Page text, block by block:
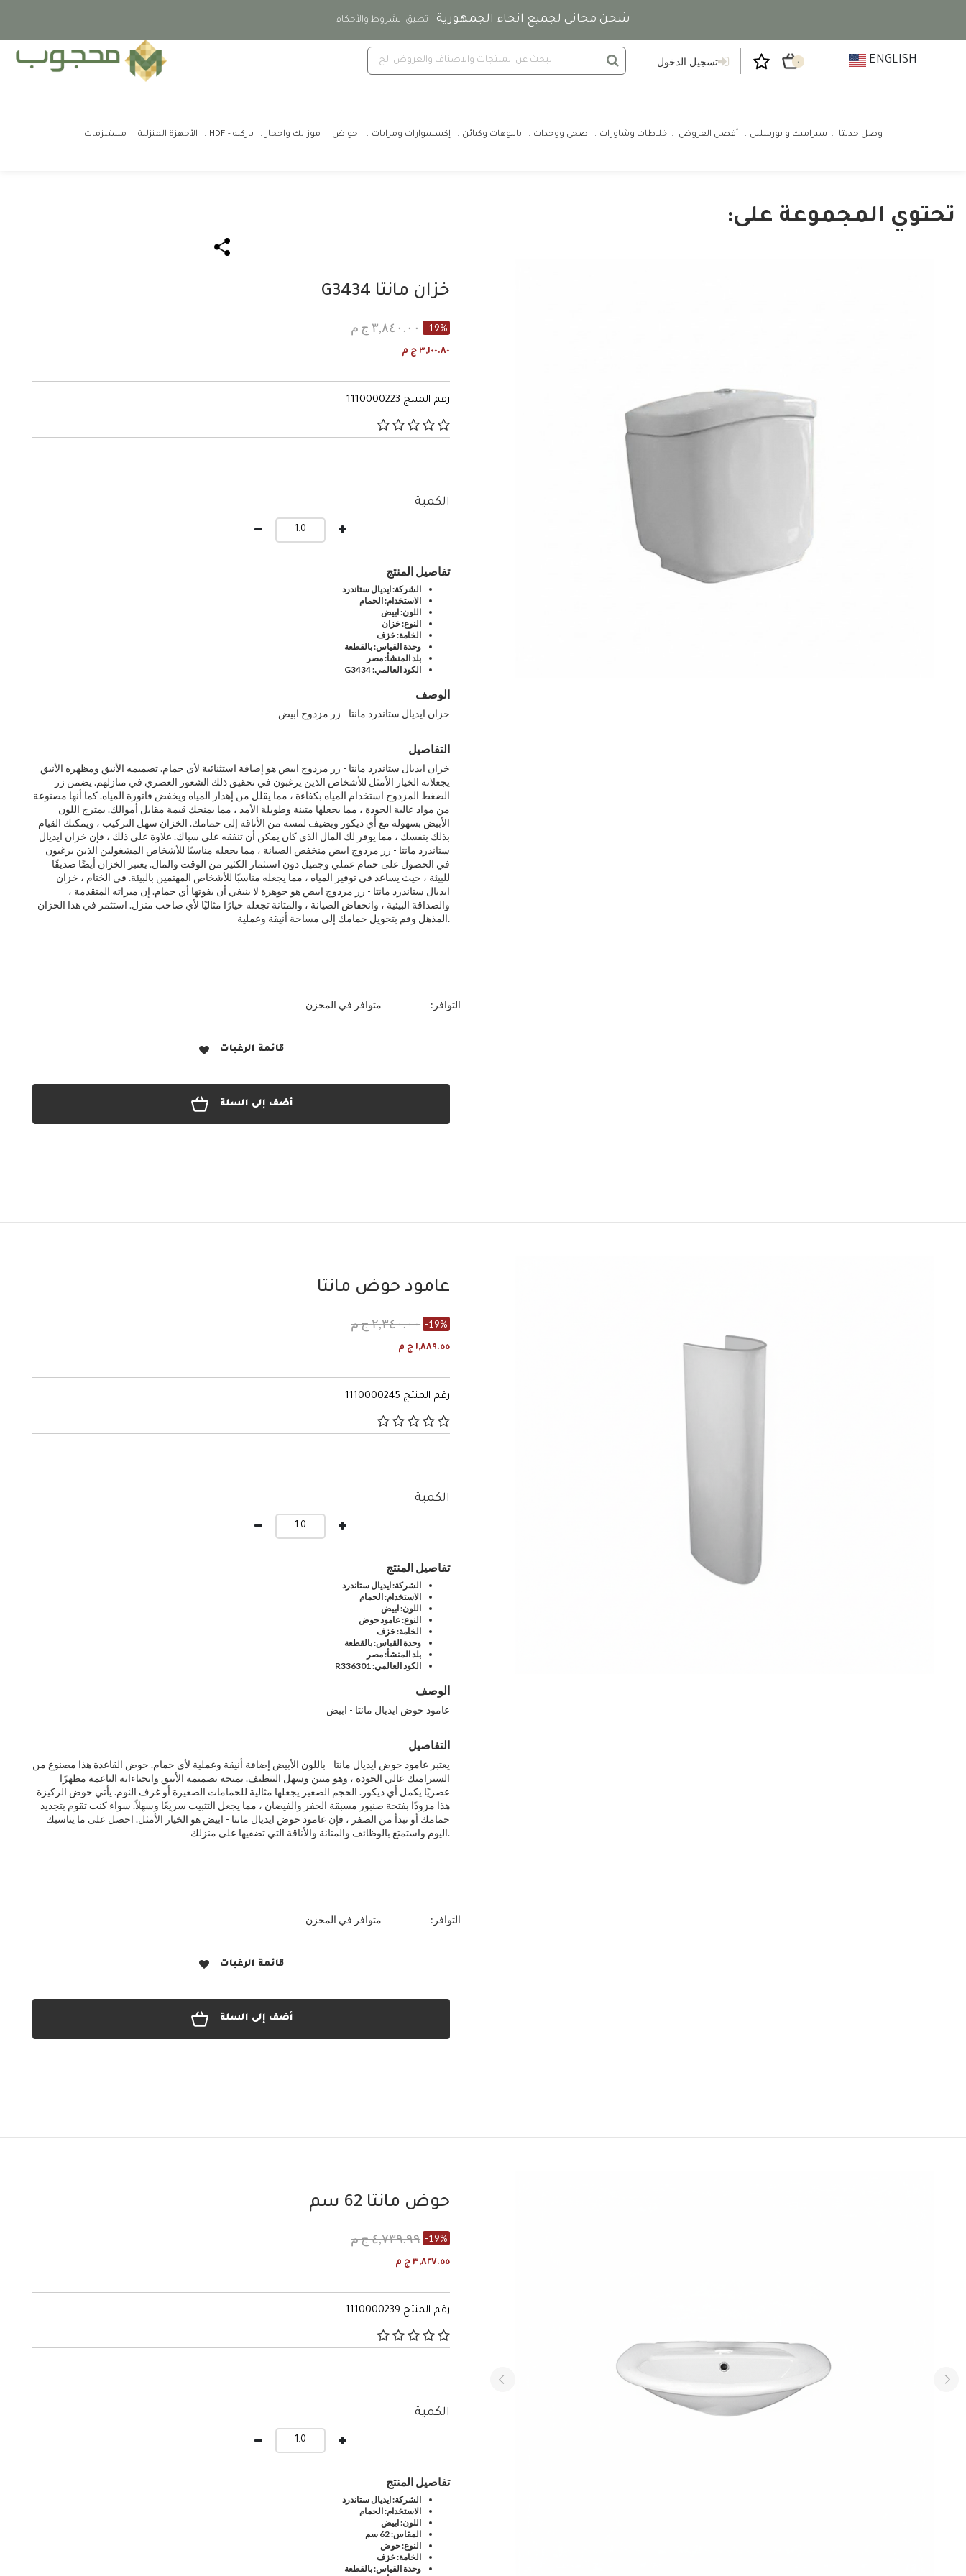
شحن مجانى لجميع انحاء الجمهورية - تطبق الشروط والأحكام
تسجيل الدخول ٠ ENGLISH
وصل حديثا سيراميك و بورسلين أفضل العروض خلاطات وشاورات صحي ووحدات بانيوهات وكبائن إكسسوارات ومرايات احواض موزايك واحجار باركيه - HDF الأجهزة المنزلية مستلزمات
تحتوي المجموعة على:
خزان مانتا G3434
٣,٨٤٠.٠٠ ج م -19%
٣,١٠٠.٨٠ ج م
رقم المنتج 1110000223
الكمية
تفاصيل المنتج
الشركة: ايديال ستاندرد
الاستخدام: الحمام
اللون: ابيض
النوع: خزان
الخامة: خزف
وحدة القياس: بالقطعة
بلد المنشأ: مصر
الكود العالمي: G3434
الوصف
خزان ايديال ستاندرد مانتا - زر مزدوج ابيض
التفاصيل
خزان ايديال ستاندرد مانتا - زر مزدوج ابيض هو إضافة استثنائية لأي حمام. تصميمه الأنيق ومظهره الأنيق
يجعلانه الخيار الأمثل للأشخاص الذين يرغبون في تحقيق ذلك الشعور العصري في منازلهم. يضمن زر
الضغط المزدوج استخدام المياه بكفاءة ، مما يقلل من إهدار المياه ويخفض فاتورة المياه. كما أنها مصنوعة
من مواد عالية الجودة ، مما يجعلها متينة وطويلة الأمد ، مما يمنحك قيمة مقابل أموالك. يمتزج اللون
الأبيض بسهولة مع أي ديكور ويضيف لمسة من الأناقة إلى حمامك. الخزان سهل التركيب ، ويمكنك القيام
بذلك بنفسك ، مما يوفر لك المال الذي كان يمكن أن تنفقه على سباك. علاوة على ذلك ، فإن خزان ايديال
ستاندرد مانتا - زر مزدوج ابيض منخفض الصيانة ، مما يجعله مناسبًا للأشخاص المشغولين الذين يرغبون
في الحصول على حمام عملي وجميل دون استثمار الكثير من الوقت والمال. يعتبر الخزان أيضًا صديقًا
للبيئة ، حيث يساعد في توفير المياه ، مما يجعله مناسبًا للأشخاص المهتمين بالبيئة. في الختام ، خزان
ايديال ستاندرد مانتا - زر مزدوج ابيض هو جوهرة لا ينبغي أن يفوتها أي حمام. إن ميزاته المتقدمة ،
والصداقة البيئية ، وانخفاض الصيانة ، والمتانة تجعله خيارًا مثاليًا لأي صاحب منزل. استثمر في هذا الخزان
المذهل وقم بتحويل حمامك إلى مساحة أنيقة وعملية.
التوافر: متوافر في المخزن
قائمة الرغبات
أضف إلى السلة
عامود حوض مانتا
٢,٣٤٠.٠٠ ج م -19%
١,٨٨٩.٥٥ ج م
رقم المنتج 1110000245
الكمية
تفاصيل المنتج
الشركة: ايديال ستاندرد
الاستخدام: الحمام
اللون: ابيض
النوع: عامود حوض
الخامة: خزف
وحدة القياس: بالقطعة
بلد المنشأ: مصر
الكود العالمي: R336301
الوصف
عامود حوض ايديال مانتا - ابيض
التفاصيل
يعتبر عامود حوض ايديال مانتا - باللون الأبيض إضافة أنيقة وعملية لأي حمام. حوض القاعدة هذا مصنوع من
السيراميك عالي الجودة ، وهو متين وسهل التنظيف. يمنحه تصميمه الأنيق وانحناءاته الناعمة مظهرًا
عصريًا يكمل أي ديكور. الحجم الصغير يجعلها مثالية للحمامات الصغيرة أو غرف النوم. يأتي حوض الركيزة
هذا مزودًا بفتحة صنبور مسبقة الحفر والفيضان ، مما يجعل التثبيت سريعًا وسهلاً. سواء كنت تقوم بتجديد
حمامك أو تبدأ من الصفر ، فإن عامود حوض ايديال مانتا - ابيض هو الخيار الأمثل. احصل على ما يناسبك
اليوم واستمتع بالوظائف والمتانة والأناقة التي تضفيها على منزلك.
التوافر: متوافر في المخزن
قائمة الرغبات
أضف إلى السلة
حوض مانتا 62 سم
٤,٧٣٩.٩٩ ج م -19%
٣,٨٢٧.٥٥ ج م
رقم المنتج 1110000239
الكمية
تفاصيل المنتج
الشركة: ايديال ستاندرد
الاستخدام: الحمام
اللون: ابيض
المقاس: 62 سم
النوع: حوض
الخامة: خزف
وحدة القياس: بالقطعة